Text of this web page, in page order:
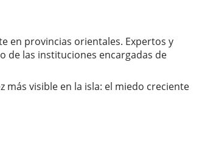
en provincias orientales. Expertos y
de las instituciones encargadas de
más visible en la isla: el miedo creciente